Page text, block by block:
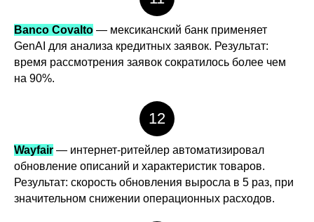
Banco Covalto — мексиканский банк применяет
GenAI для анализа кредитных заявок. Результат:
время рассмотрения заявок сократилось более чем
на 90%.
12
Wayfair — интернет-ритейлер автоматизировал
обновление описаний и характеристик товаров.
Результат: скорость обновления выросла в 5 раз, при
значительном снижении операционных расходов.